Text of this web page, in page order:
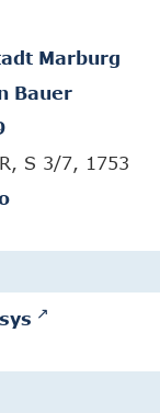
Marburg
Bauer
S 3/7, 1753